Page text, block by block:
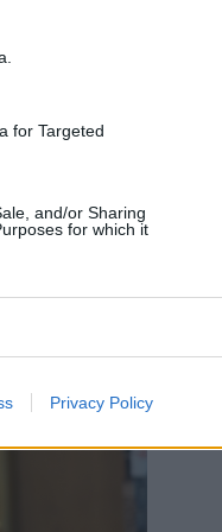
for Targeted
and/or Sharing
for which it
Privacy Policy
przekazał
wypadki
po wypiciu